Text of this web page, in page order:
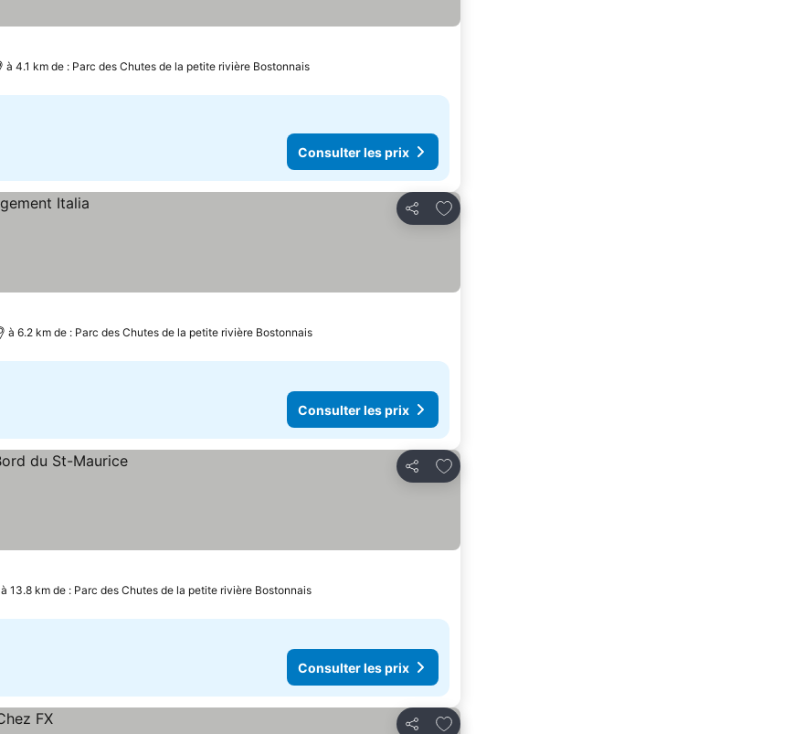
à 4.1 km de : Parc des Chutes de la petite rivière Bostonnais
Consulter les prix
Partager
Ajouter à mes favoris
à 6.2 km de : Parc des Chutes de la petite rivière Bostonnais
Consulter les prix
Partager
Ajouter à mes favoris
à 13.8 km de : Parc des Chutes de la petite rivière Bostonnais
Consulter les prix
Ajouter à mes favoris